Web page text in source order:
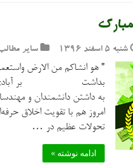
شنبه ۵ اسفند ۱۳۹۶ سایر
بداشت بر آبادی این
به داشتن دانشمندان و
امروز هم با تقویت اخلاق
تحولات عظیم در …
ادامه نوشته »